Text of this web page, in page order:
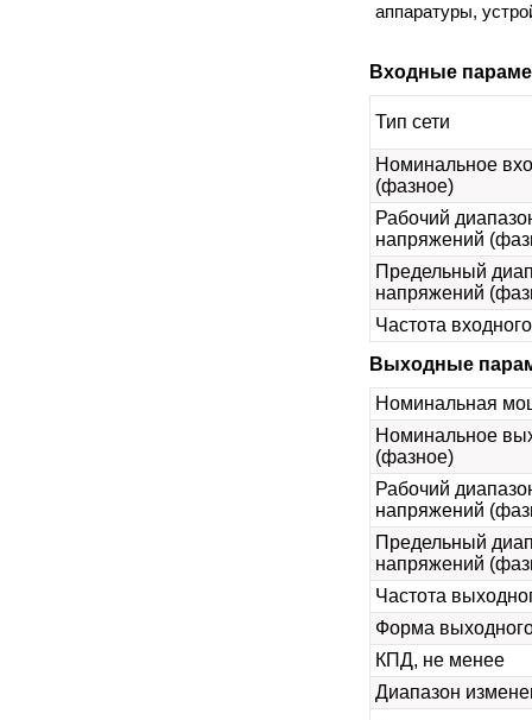
аппаратуры,
Входные
Тип сети
Номинальное
(фазное)
Рабочий
напряжений
Предельный
напряжений
Частота
Выходные
Номинальная
Номинальное
(фазное)
Рабочий
напряжений
Предельный
напряжений
Частота
Форма
КПД, не менее
Диапазон